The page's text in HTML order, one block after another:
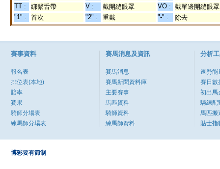
TT : 綁繫舌帶 V : 戴開縫眼罩 VO : 戴單邊開縫眼罩
"1" :
首次 "2" : 重戴 "-" : 除去
賽事資料
報名表
排位表(本地)
賠率
賽果
騎師分場表
練馬師分場表
賽馬消息及資訊
賽馬消息
賽馬新聞資料庫
主要賽事
馬匹資料
騎師資料
練馬師資料
分析
速勢能
賽日數
初出馬
騎練配
馬匹搬
貼士指
博彩要有節制